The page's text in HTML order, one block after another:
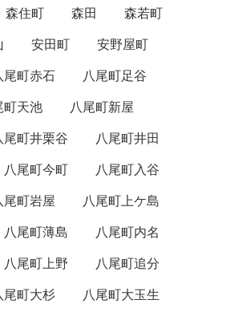
森住町 森田
森若町
安田町
安野屋町
尾町赤石
八尾町足谷
町天池
八尾町新屋
尾町井栗谷
八尾町井田
八尾町今町
八尾町入谷
尾町岩屋
八尾町上ケ島
八尾町薄島
八尾町内名
八尾町上野
八尾町追分
尾町大杉
八尾町大玉生